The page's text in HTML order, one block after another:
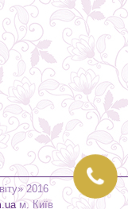
2016
м. Київ